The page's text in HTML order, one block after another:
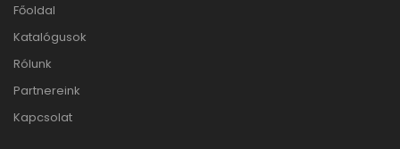
Főoldal
Katalógusok
Rólunk
Partnereink
Kapcsolat